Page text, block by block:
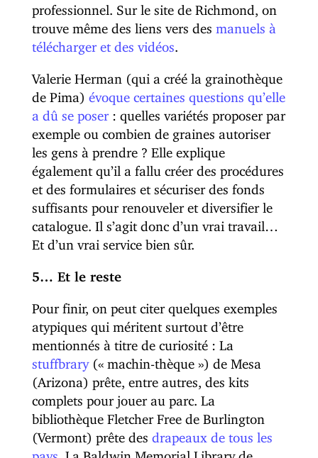
professionnel. Sur le site de Richmond, on
trouve même des liens vers des manuels à
télécharger et des vidéos
Valerie Herman (qui a créé la grainothèque
de Pima) évoque certaines questions qu’elle
a dû se poser: quelles variétés proposer par
exemple ou combien de graines autoriser
les gens à prendre ? Elle explique
également qu’il a fallu créer des procédures
et des formulaires et sécuriser des fonds
suffisants pour renouveler et diversifier le
catalogue. Il s’agit donc d’un vrai travail…
Et d’un vrai service bien sûr.
5… Et le reste
Pour finir, on peut citer quelques exemples
atypiques qui méritent surtout d’être
mentionnés à titre de curiosité : La
stuffbrary(« machin-thèque ») de Mesa
(Arizona) prête, entre autres, des kits
complets pour jouer au parc. La
bibliothèque Fletcher Free de Burlington
(Vermont) prête des drapeaux de tous les
pays . La Baldwin Memorial Library de